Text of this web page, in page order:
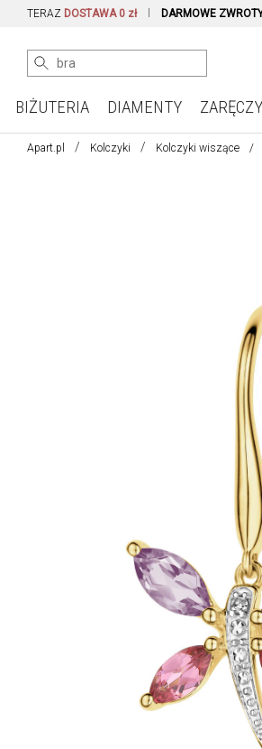
TERAZ DOSTAWA 0 zł DARMOWE
BIŻUTERIA DIAMENTY
Apart.pl Kolczyki Kolczyki wiszące